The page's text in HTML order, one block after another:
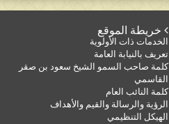
 خريطة الموقع
الخدمات ذات الأولوية
تعريف بالنيابة العامة
كلمة صاحب السمو الشيخ سعود بن صقر
القاسمي
كلمة النائب العام
الرؤية والرسالة والقيم والأهداف
الهيكل التنظيمي